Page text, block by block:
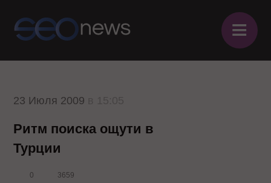
≡
23 Июля 2009
Ритм поиска ощути в
Турции
0 3659